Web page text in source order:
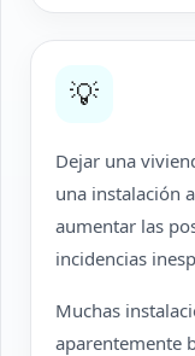
💡
Dejar una
una instalación
aumentar las
incidencias
Muchas
aparentemente